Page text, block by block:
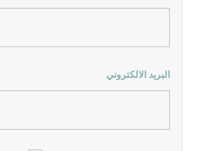
البريد الالكتروني